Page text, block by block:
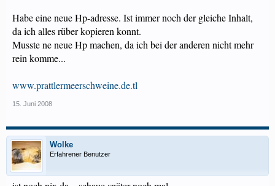
Habe eine neue Hp-adresse. Ist immer noch der gleiche Inhalt,
da ich alles rüber kopieren konnt.
Musste ne neue Hp machen, da ich bei der anderen nicht mehr
rein komme...
www.prattlermeerschweine.de.tl
15. Juni 2008
Wolke
Erfahrener Benutzer